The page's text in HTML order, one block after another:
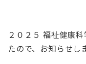
２０２５ 福祉健康
たので、お知らせし